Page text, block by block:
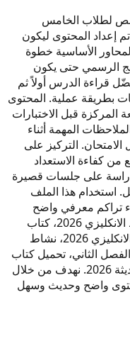
لطلاب الخامس
في مادة الانكليزي لسنة 2026. تم إعداد المحتوى ليكون
الأساسية خطوة
الرسمي حتى يكون
قراءة الدرس أولاً ثم
بطريقة عملية. المحتوى
المركزة قبل الاختبارات
المهمة أثناء
التركيز على
من كفاءة الاستعداد
على جلسات قصيرة
استخدام هذا الملف
تراكم معرفي واضح
ومنظم. كلمات مرتبطة بالمحتوى: نشاط الانكليزي 2026، كتاب
نشاط الانكليزي 2026، الانكليزي نشاط الانكليزي 2026، نشاط
الثاني، تحميل كتاب
الانكليزي، كتاب الانكليزي pdf، نسخة حديثة 2026. نهدف من خلال
واضح وحديث وسهل